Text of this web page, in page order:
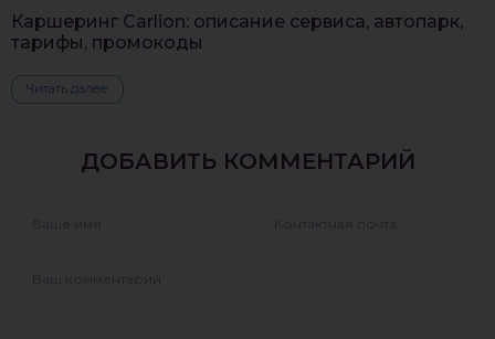
Каршеринг Carlion: описание сервиса, автопарк,
тарифы, промокоды
Читать далее
ДОБАВИТЬ КОММЕНТАРИЙ